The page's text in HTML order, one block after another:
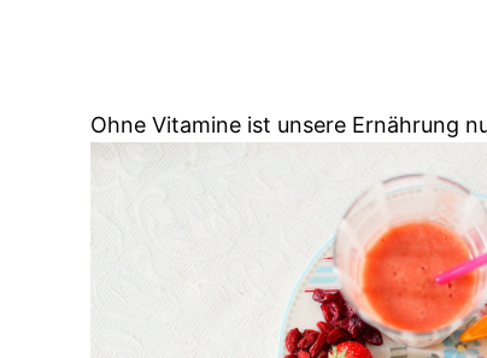
Ohne Vitamine ist unsere Ernährung